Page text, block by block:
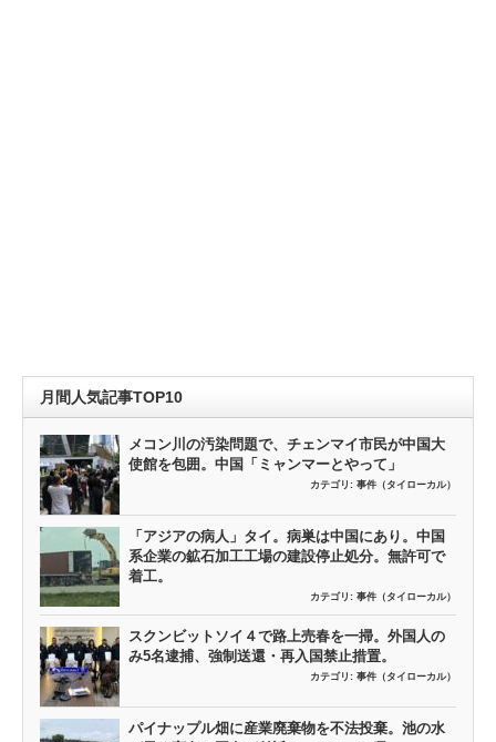
月間人気記事TOP10
メコン川の汚染問題で、チェンマイ市民が中国大
使館を包囲。中国「ミャンマーとやって」
カテゴリ: 事件（タイローカル）
「アジアの病人」タイ。病巣は中国にあり。中国
系企業の鉱石加工工場の建設停止処分。無許可で
着工。
カテゴリ: 事件（タイローカル）
スクンビットソイ４で路上売春を一掃。外国人の
み5名逮捕、強制送還・再入国禁止措置。
カテゴリ: 事件（タイローカル）
パイナップル畑に産業廃棄物を不法投棄。池の水